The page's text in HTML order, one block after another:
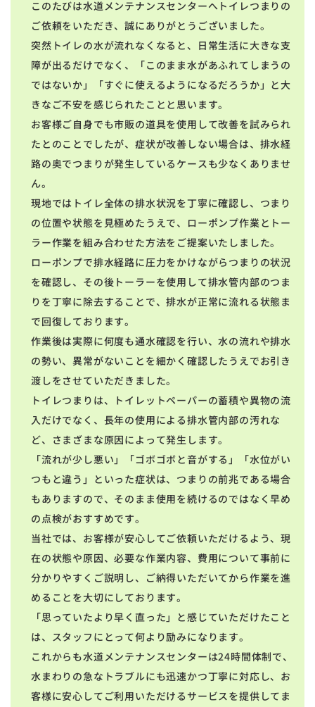
このたびは水道メンテナンスセンターへトイレつまりの
ご依頼をいただき、誠にありがとうございました。
突然トイレの水が流れなくなると、日常生活に大きな支
障が出るだけでなく、「このまま水があふれてしまうの
ではないか」「すぐに使えるようになるだろうか」と大
きなご不安を感じられたことと思います。
お客様ご自身でも市販の道具を使用して改善を試みられ
たとのことでしたが、症状が改善しない場合は、排水経
路の奥でつまりが発生しているケースも少なくありませ
ん。
現地ではトイレ全体の排水状況を丁寧に確認し、つまり
の位置や状態を見極めたうえで、ローポンプ作業とトー
ラー作業を組み合わせた方法をご提案いたしました。
ローポンプで排水経路に圧力をかけながらつまりの状況
を確認し、その後トーラーを使用して排水管内部のつま
りを丁寧に除去することで、排水が正常に流れる状態ま
で回復しております。
作業後は実際に何度も通水確認を行い、水の流れや排水
の勢い、異常がないことを細かく確認したうえでお引き
渡しをさせていただきました。
トイレつまりは、トイレットペーパーの蓄積や異物の流
入だけでなく、長年の使用による排水管内部の汚れな
ど、さまざまな原因によって発生します。
「流れが少し悪い」「ゴボゴボと音がする」「水位がい
つもと違う」といった症状は、つまりの前兆である場合
もありますので、そのまま使用を続けるのではなく早め
の点検がおすすめです。
当社では、お客様が安心してご依頼いただけるよう、現
在の状態や原因、必要な作業内容、費用について事前に
分かりやすくご説明し、ご納得いただいてから作業を進
めることを大切にしております。
「思っていたより早く直った」と感じていただけたこと
は、スタッフにとって何より励みになります。
これからも水道メンテナンスセンターは24時間体制で、
水まわりの急なトラブルにも迅速かつ丁寧に対応し、お
客様に安心してご利用いただけるサービスを提供してま